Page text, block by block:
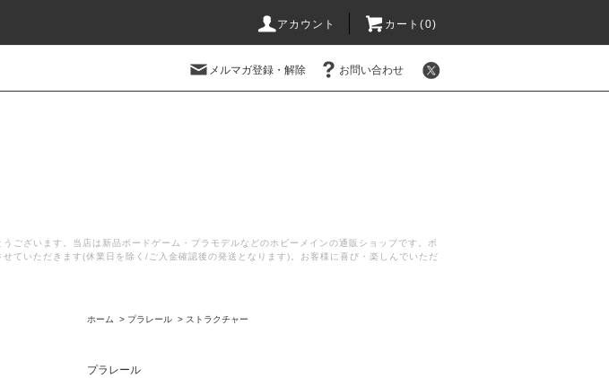
アカウント カート(0)
メルマガ登録・解除 お問い合わせ
ざいます。当店は新品ボードゲーム・プラモデルなどのホビーメインの通販ショップです。ボ
ていただきます(休業日を除く/ご入金確認後の発送となります)。お客様に喜び・楽しんでいただ
ホーム > プラレール > ストラクチャー
プラレール